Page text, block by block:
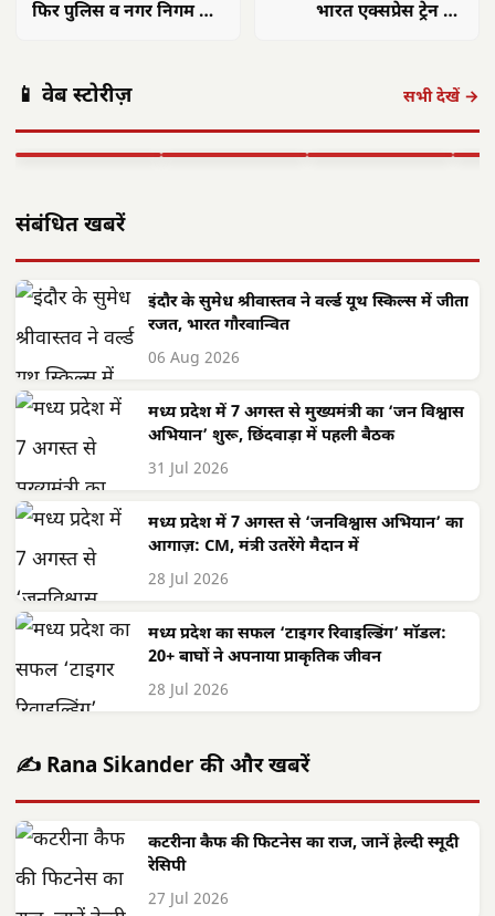
फिर पुलिस व नगर निगम टीम
दुकानदार
भारत एक्सप्रेस ट्रेन की
📱 वेब स्टोरीज़ सभी देखें →
सितंबर से सभी
बहाल करेगा,…
…
मॉडल' बना लाखों
संजीवनी
में
संबंधित खबरें
इंदौर के सुमेध श्रीवास्तव ने वर्ल्ड यूथ स्किल्स में जीता
रजत, भारत गौरवान्वित
06 Aug 2026
मध्य प्रदेश में 7 अगस्त से मुख्यमंत्री का ‘जन विश्वास
अभियान’ शुरू, छिंदवाड़ा में पहली बैठक
31 Jul 2026
मध्य प्रदेश में 7 अगस्त से ‘जनविश्वास अभियान’ का
आगाज़: CM, मंत्री उतरेंगे मैदान में
28 Jul 2026
मध्य प्रदेश का सफल ‘टाइगर रिवाइल्डिंग’ मॉडल:
20+ बाघों ने अपनाया प्राकृतिक जीवन
28 Jul 2026
✍️ Rana Sikander की और खबरें
कटरीना कैफ की फिटनेस का राज, जानें हेल्दी स्मूदी
रेसिपी
27 Jul 2026